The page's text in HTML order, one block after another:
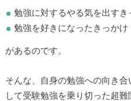
勉強に対するやる気を出すき
勉強を好きになったきっかけ
があるのです。
そんな、自身の勉強への向き
して受験勉強を乗り切った超